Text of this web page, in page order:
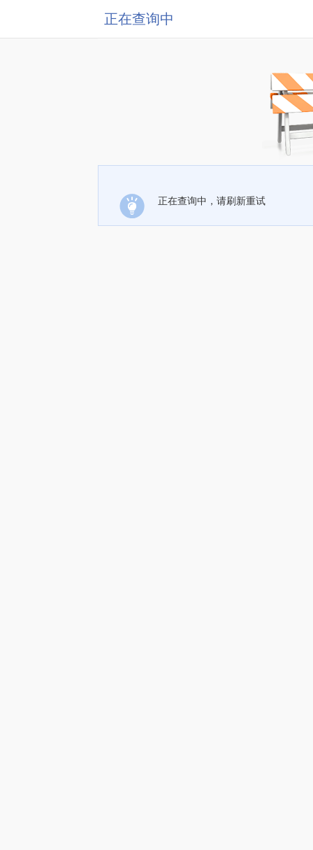
正在查询中
正在查询中，请刷新重试